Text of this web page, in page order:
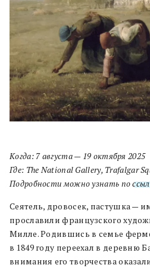
Когда: 7августа— 19 октября 2025
Где: The National Gallery, Trafalgar
Подробности можноузнать по
Сеятель, дровосек, пастушка —
прославили французского
Милле. Родившись в семье
в 1849 году переехал в деревню
внимания его творчества